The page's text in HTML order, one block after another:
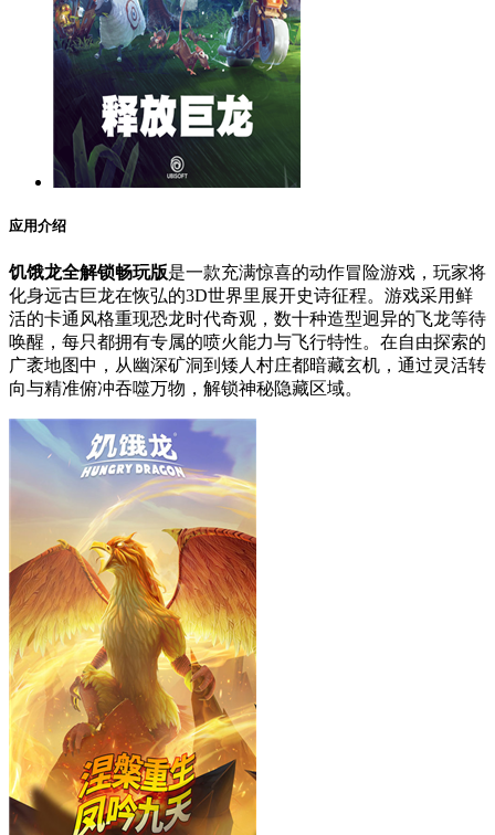
应用介绍
饥饿龙全解锁畅玩版是一款充满惊喜的动作冒险游戏，玩家将
化身远古巨龙在恢弘的3D世界里展开史诗征程。游戏采用鲜
活的卡通风格重现恐龙时代奇观，数十种造型迥异的飞龙等待
唤醒，每只都拥有专属的喷火能力与飞行特性。在自由探索的
广袤地图中，从幽深矿洞到矮人村庄都暗藏玄机，通过灵活转
向与精准俯冲吞噬万物，解锁神秘隐藏区域。